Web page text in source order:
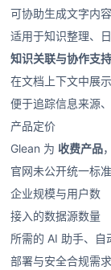
可协助生成文字内
适用于知识整理、
知识关联与协作支持
在文档上下文中展
便于追踪信息来源
产品定价
Glean 为 收费产品
官网未公开统一标
企业规模与用户数
接入的数据源数量
所需的 AI 助手、自
部署与安全合规需求